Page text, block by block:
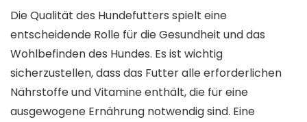
Die Qualität des Hundefutters spielt eine
entscheidende Rolle für die Gesundheit und das
Wohlbefinden des Hundes. Es ist wichtig
sicherzustellen, dass das Futter alle erforderlichen
Nährstoffe und Vitamine enthält, die für eine
ausgewogene Ernährung notwendig sind. Eine